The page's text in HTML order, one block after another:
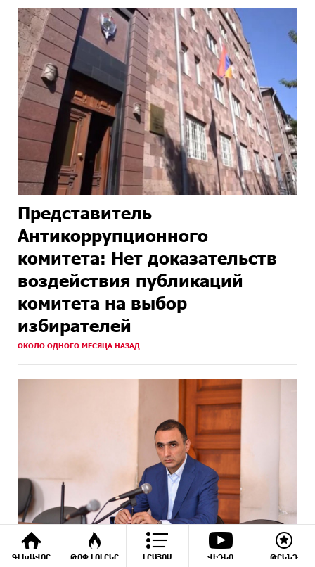
ԳԼԽԱՎՈՐ ԹՈՓ ԼՈՒՐԵՐ ԼՐԱՀՈՍ ՎԻԴԵՈ ԹՐԵՆԴ
Представитель
Антикоррупционного
комитета: Нет доказательств
воздействия публикаций
комитета на выбор
избирателей
ОКОЛО ОДНОГО МЕСЯЦА НАЗАД